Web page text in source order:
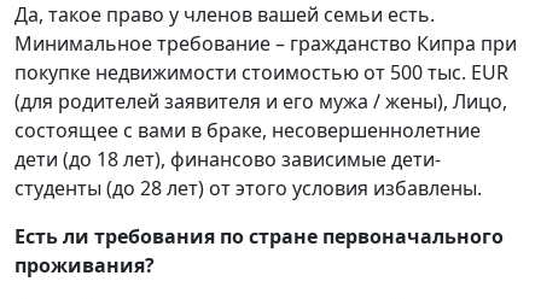
Да, такое право у членов вашей семьи есть.
Минимальное требование – гражданство Кипра при
покупке недвижимости стоимостью от 500 тыс. EUR
(для родителей заявителя и его мужа / жены), Лицо,
состоящее с вами в браке, несовершеннолетние
дети (до 18 лет), финансово зависимые дети-
студенты (до 28 лет) от этого условия избавлены.
Есть ли требования по стране первоначального
проживания?